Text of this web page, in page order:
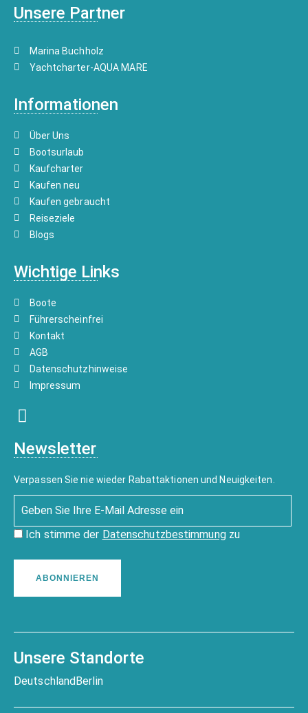
Unsere Partner
Marina Buchholz
Yachtcharter-AQUA MARE
Informationen
Über Uns
Bootsurlaub
Kaufcharter
Kaufen neu
Kaufen gebraucht
Reiseziele
Blogs
Wichtige Links
Boote
Führerscheinfrei
Kontakt
AGB
Datenschutzhinweise
Impressum
Newsletter
Verpassen Sie nie wieder Rabattaktionen und Neuigkeiten.
Ich stimme der Datenschutzbestimmungzu
ABONNIEREN
Unsere Standorte
Deutschland Berlin